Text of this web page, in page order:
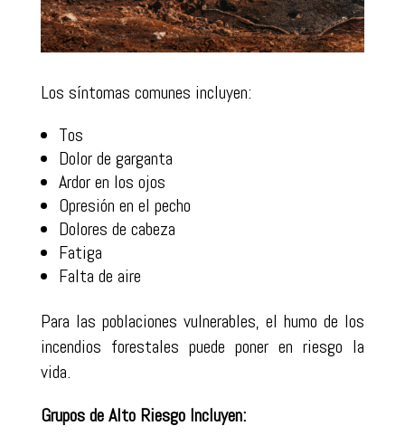
Los síntomas comunes incluyen:
Tos
Dolor de garganta
Ardor en los ojos
Opresión en el pecho
Dolores de cabeza
Fatiga
Falta de aire
Para las poblaciones vulnerables, el humo de los
incendios forestales puede poner en riesgo la
vida.
Grupos de Alto Riesgo Incluyen: